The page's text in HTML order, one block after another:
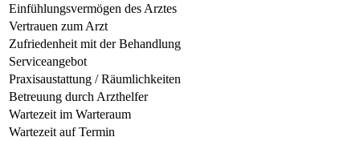
Einfühlungsvermögen des Arztes
Vertrauen zum Arzt
Zufriedenheit mit der Behandlung
Serviceangebot
Praxisaustattung / Räumlichkeiten
Betreuung durch Arzthelfer
Wartezeit im Warteraum
Wartezeit auf Termin